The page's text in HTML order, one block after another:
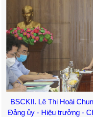
BSCKII. Lê Thị Hoài
Đảng ủy - Hiệu trưởng -